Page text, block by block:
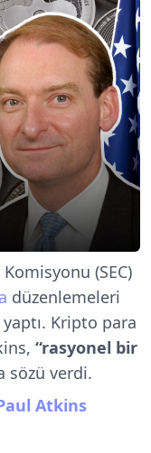
(SEC)
düzenlemeleri
Kripto para
“rasyonel bir
sözü verdi.
Atkins